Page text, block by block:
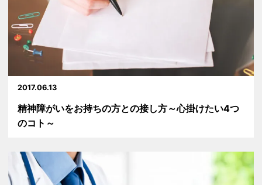
2017.06.13
精神障がいをお持ちの方との接し方～心掛けたい4つ
のコト～